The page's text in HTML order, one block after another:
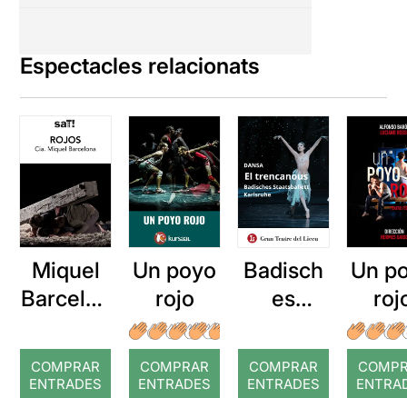
Espectacles relacionats
Miquel
Barcelon
COMPRAR
ENTRADES
Un poyo
rojo
COMPRAR
ENTRADES
Badisch
es
llett
Karlsruh
COMPRAR
ENTRADES
Un